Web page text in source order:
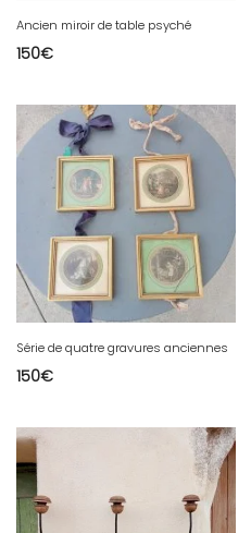
Ancien miroir de table psyché
150€
Série de quatre gravures anciennes
150€